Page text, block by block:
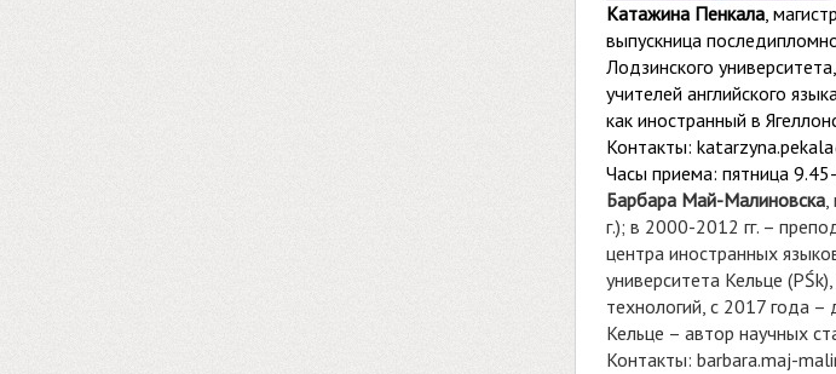
Катажина Пенкала,
выпускница
Лодзинского
учителей английского
как иностранный в
Контакты:
Часы приема: пятница
Барбара Май-Малиновска,
г.); в 2000-2012 гг. –
центра иностранных
университета Кельце
технологий, с 2017 года –
Кельце – автор научных
Контакты: barbara.maj-